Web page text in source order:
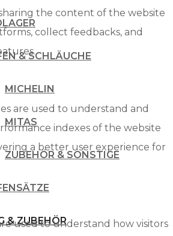
& SCHLÄUCHE
MICHELIN
MITAS
ZUBEHÖR & SONSTIGE
& ZUBEHÖR
the content of the website
collect feedbacks, and
are used to understand and
indexes of the website
a better user experience for
used to understand how visitors